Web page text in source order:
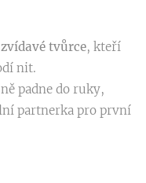
tvůrce, kteří
nit.
padne do ruky,
partnerka pro první